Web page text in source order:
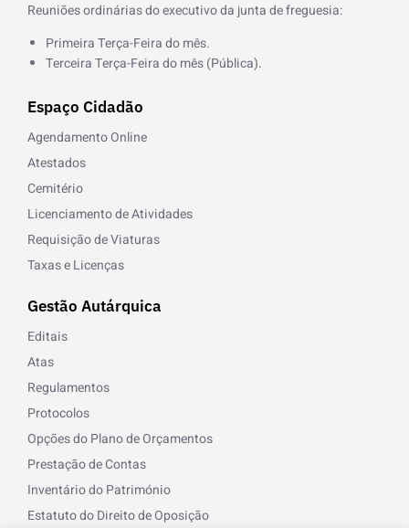
Reuniões ordinárias do executivo da junta de freguesia:
Primeira Terça-Feira do mês.
Terceira Terça-Feira do mês (Pública).
Espaço Cidadão
Agendamento Online
Atestados
Cemitério
Licenciamento de Atividades
Requisição de Viaturas
Taxas e Licenças
Gestão Autárquica
Editais
Atas
Regulamentos
Protocolos
Opções do Plano de Orçamentos
Prestação de Contas
Inventário do Património
Estatuto do Direito de Oposição